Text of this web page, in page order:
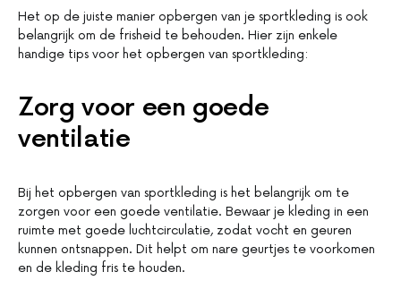
Het op de juiste manier opbergen van je sportkleding is ook
belangrijk om de frisheid te behouden. Hier zijn enkele
handige tips voor het opbergen van sportkleding:
Zorg voor een goede
ventilatie
Bij het opbergen van sportkleding is het belangrijk om te
zorgen voor een goede ventilatie. Bewaar je kleding in een
ruimte met goede luchtcirculatie, zodat vocht en geuren
kunnen ontsnappen. Dit helpt om nare geurtjes te voorkomen
en de kleding fris te houden.